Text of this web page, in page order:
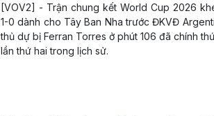
[VOV2] - Trận chung kết World Cup 2026
1-0 dành cho Tây Ban Nha trước ĐKVĐ
thủ dự bị Ferran Torres ở phút 106 đã chính
lần thứ hai trong lịch sử.